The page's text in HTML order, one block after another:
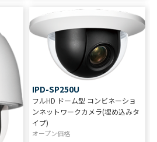
IPD-SP250U
フルHD ドーム型 コンビネーショ
ンネットワークカメラ(埋め込みタ
イプ)
オープン価格